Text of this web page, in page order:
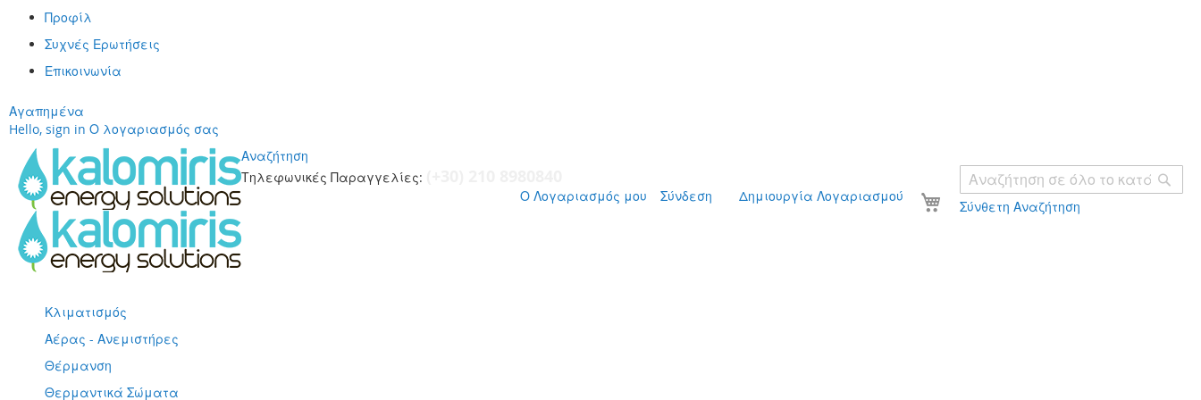
Προφίλ
Συχνές Ερωτήσεις
Επικοινωνία
Αγαπημένα
Hello, sign in Ο λογαριασμός σας
Αναζήτηση
Σύνθετη Αναζήτηση
Τηλεφωνικές Παραγγελίες:
Το καλάθι σας
Ο Λογαριασμός μου Σύνδεση Δημιουργία Λογαριασμού
περιεχόμενο
Κλιματισμός
Αέρας - Ανεμιστήρες
Θέρμανση
Θερμαντικά Σώματα